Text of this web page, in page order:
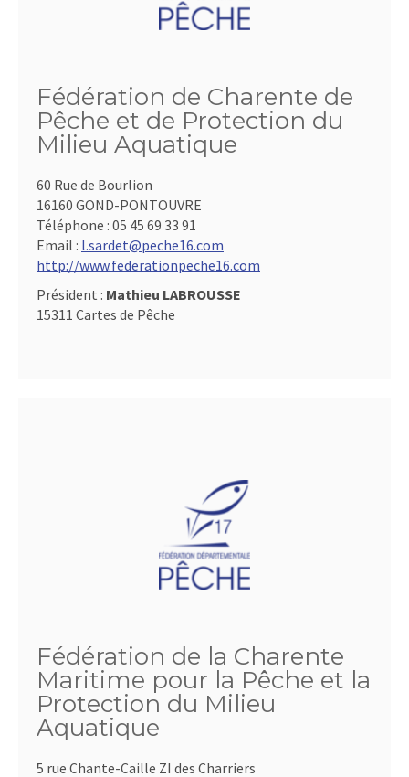
Fédération de Charente de
Pêche et de Protection du
Milieu Aquatique
60 Rue de Bourlion
16160 GOND-PONTOUVRE
Téléphone : 05 45 69 33 91
Email : l.sardet@peche16.com
http://www.federationpeche16.com
Président : Mathieu LABROUSSE
15311 Cartes de Pêche
Fédération de la Charente
Maritime pour la Pêche et la
Protection du Milieu
Aquatique
5 rue Chante-Caille ZI des Charriers